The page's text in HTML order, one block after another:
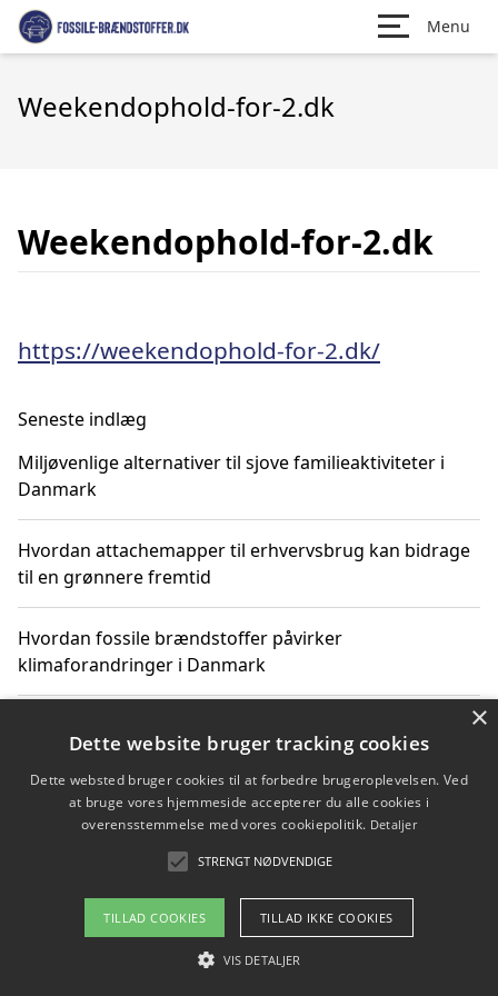
Menu
Weekendophold-for-2.dk
Weekendophold-for-2.dk
https://weekendophold-for-2.dk/
Seneste indlæg
Miljøvenlige alternativer til sjove familieaktiviteter i
Danmark
Hvordan attachemapper til erhvervsbrug kan bidrage
til en grønnere fremtid
Hvordan fossile brændstoffer påvirker
klimaforandringer i Danmark
klimaændringer
Hvordan citater om fossile brændstoffer kan ændre
Copyright 2026 - Pilanto Aps
Om / kontakt
×
Dette website bruger tracking cookies
Dette websted bruger cookies til at forbedre brugeroplevelsen. Ved
at bruge vores hjemmeside accepterer du alle cookies i
overensstemmelse med vores cookiepolitik. Detaljer
STRENGT NØDVENDIGE
TILLAD COOKIES TILLAD IKKE COOKIES
VIS DETALJER